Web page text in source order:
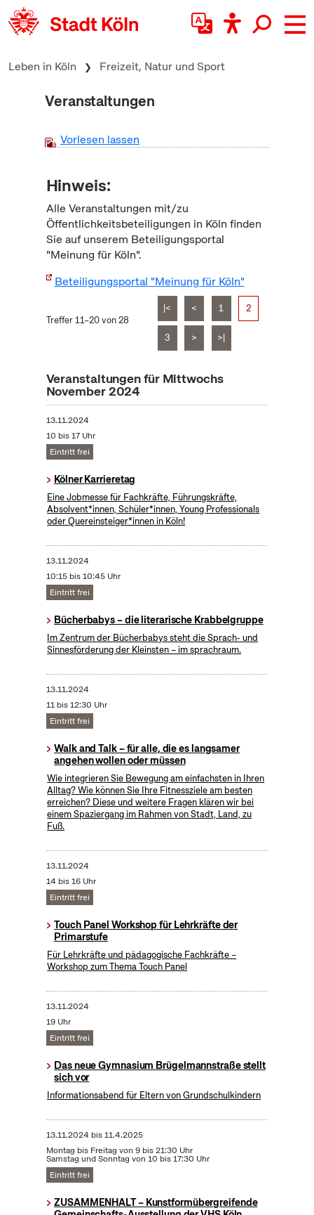
zum Inhalt springen
Leben in Köln Freizeit, Natur und Sport
Veranstaltungen
Vorlesen lassen
Hinweis:
Alle Veranstaltungen mit/zu
Öffentlichkeitsbeteiligungen in Köln finden
Sie auf unserem Beteiligungsportal
"Meinung für Köln".
Beteiligungsportal "Meinung für Köln"
Treffer 11–20 von 28
|< < 1 2
3 > >|
Veranstaltungen für Mittwochs
November 2024
13.11.2024
10 bis 17 Uhr
Eintritt frei
Kölner Karrieretag
Eine Jobmesse für Fachkräfte, Führungskräfte,
Absolvent*innen, Schüler*innen, Young Professionals
oder Quereinsteiger*innen in Köln!
13.11.2024
10:15 bis 10:45 Uhr
Eintritt frei
Bücherbabys – die literarische Krabbelgruppe
Im Zentrum der Bücherbabys steht die Sprach- und
Sinnesförderung der Kleinsten – im sprachraum.
13.11.2024
11 bis 12:30 Uhr
Eintritt frei
Walk and Talk – für alle, die es langsamer
angehen wollen oder müssen
Wie integrieren Sie Bewegung am einfachsten in Ihren
Alltag? Wie können Sie Ihre Fitnessziele am besten
erreichen? Diese und weitere Fragen klären wir bei
einem Spaziergang im Rahmen von Stadt, Land, zu
Fuß.
13.11.2024
14 bis 16 Uhr
Eintritt frei
Touch Panel Workshop für Lehrkräfte der
Primarstufe
Für Lehrkräfte und pädagogische Fachkräfte –
Workshop zum Thema Touch Panel
13.11.2024
19 Uhr
Eintritt frei
Das neue Gymnasium Brügelmannstraße stellt
sich vor
Informationsabend für Eltern von Grundschulkindern
13.11.2024 bis11.4.2025
Montag bis Freitag von 9 bis 21:30 Uhr
Samstag und Sonntag von 10 bis 17:30 Uhr
Eintritt frei
ZUSAMMENHALT – Kunstformübergreifende